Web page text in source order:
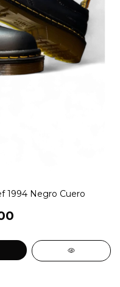
1994 Negro Cuero